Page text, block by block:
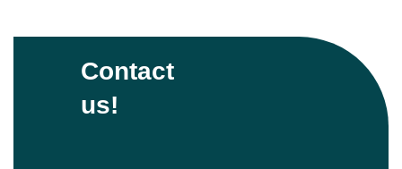
Contact
us!